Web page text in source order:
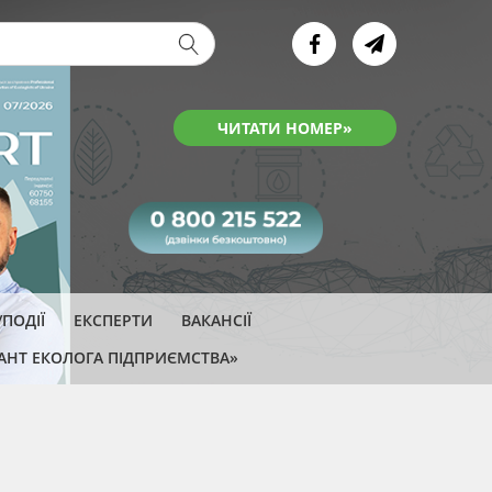
ЧИТАТИ НОМЕР»
форма
ЕКСПЕРТИ
ВАКАНСІЇ
ЕКОЛОГА ПІДПРИЄМСТВА»